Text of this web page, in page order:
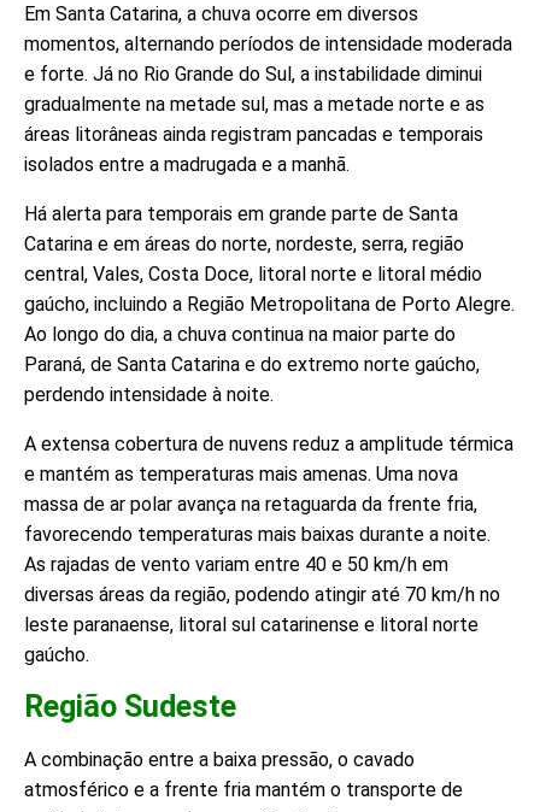
Em Santa Catarina, a chuva ocorre em diversos
momentos, alternando períodos de intensidade moderada
e forte. Já no Rio Grande do Sul, a instabilidade diminui
gradualmente na metade sul, mas a metade norte e as
áreas litorâneas ainda registram pancadas e temporais
isolados entre a madrugada e a manhã.
Há alerta para temporais em grande parte de Santa
Catarina e em áreas do norte, nordeste, serra, região
central, Vales, Costa Doce, litoral norte e litoral médio
gaúcho, incluindo a Região Metropolitana de Porto Alegre.
Ao longo do dia, a chuva continua na maior parte do
Paraná, de Santa Catarina e do extremo norte gaúcho,
perdendo intensidade à noite.
A extensa cobertura de nuvens reduz a amplitude térmica
e mantém as temperaturas mais amenas. Uma nova
massa de ar polar avança na retaguarda da frente fria,
favorecendo temperaturas mais baixas durante a noite.
As rajadas de vento variam entre 40 e 50 km/h em
diversas áreas da região, podendo atingir até 70 km/h no
leste paranaense, litoral sul catarinense e litoral norte
gaúcho.
Região Sudeste
A combinação entre a baixa pressão, o cavado
atmosférico e a frente fria mantém o transporte de